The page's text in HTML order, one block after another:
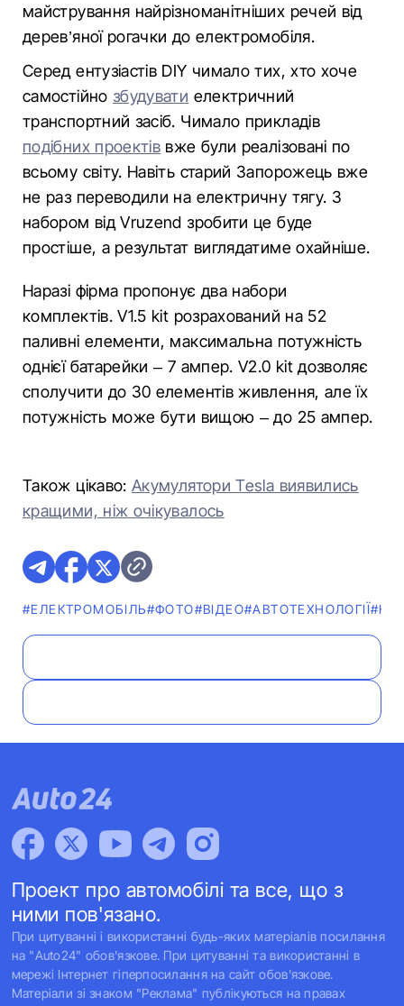
майстрування найрізноманітніших речей від
дерев’яної рогачки до електромобіля.
Серед ентузіастів DIY чимало тих, хто хоче
самостійно збудувати електричний
транспортний засіб. Чимало прикладів
подібних проектів вже були реалізовані по
всьому світу. Навіть старий Запорожець вже
не раз переводили на електричну тягу. З
набором від Vruzend зробити це буде
простіше, а результат виглядатиме охайніше.
Наразі фірма пропонує два набори
комплектів. V1.5 kit розрахований на 52
паливні елементи, максимальна потужність
однієї батарейки – 7 ампер. V2.0 kit дозволяє
сполучити до 30 елементів живлення, але їх
потужність може бути вищою – до 25 ампер.
Також цікаво:Акумулятори Tesla виявились
кращими, ніж очікувалось
#ЕЛЕКТРОМОБІЛЬ#ФОТО#ВІДЕО#АВТОТЕХНОЛОГІЇ
Проект про автомобілі та все, що з
ними пов'язано.
При цитуванні і використанні будь-яких матеріалів посилання
на "Auto24" обов'язкове. При цитуванні та використанні в
мережі Інтернет гіперпосилання на сайт обов'язкове.
Матеріали зі знаком "Реклама" публікуються на правах